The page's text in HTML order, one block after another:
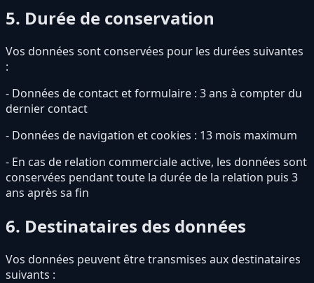
5. Durée de conservation
Vos données sont conservées pour les durées suivantes
:
- Données de contact et formulaire : 3 ans à compter du
dernier contact
- Données de navigation et cookies : 13 mois maximum
- En cas de relation commerciale active, les données sont
conservées pendant toute la durée de la relation puis 3
ans après sa fin
6. Destinataires des données
Vos données peuvent être transmises aux destinataires
suivants :